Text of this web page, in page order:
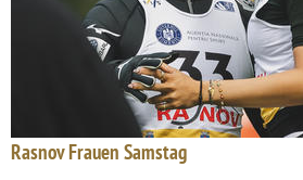
Rasnov Frauen Samstag